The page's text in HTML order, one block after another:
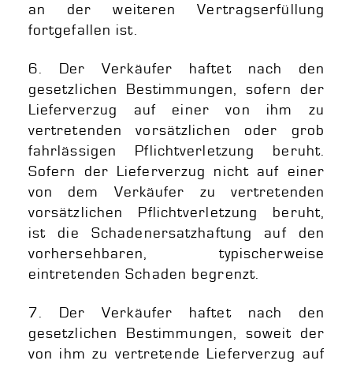
an der weiteren Vertragserfüllung
fortgefallen ist.
6. Der Verkäufer haftet nach den
gesetzlichen Bestimmungen, sofern der
Lieferverzug auf einer von ihm zu
vertretenden vorsätzlichen oder grob
fahrlässigen Pflichtverletzung beruht.
Sofern der Lieferverzug nicht auf einer
von dem Verkäufer zu vertretenden
vorsätzlichen Pflichtverletzung beruht,
ist die Schadenersatzhaftung auf den
vorhersehbaren, typischerweise
eintretenden Schaden begrenzt.
7. Der Verkäufer haftet nach den
gesetzlichen Bestimmungen, soweit der
von ihm zu vertretende Lieferverzug auf